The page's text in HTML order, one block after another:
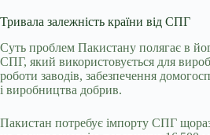
Тривала залежність країни від СПГ
Суть проблем Пакистану полягає в
СПГ, який використовується для
роботи заводів, забезпечення
і виробництва добрив.
Пакистан потребує імпорту СПГ